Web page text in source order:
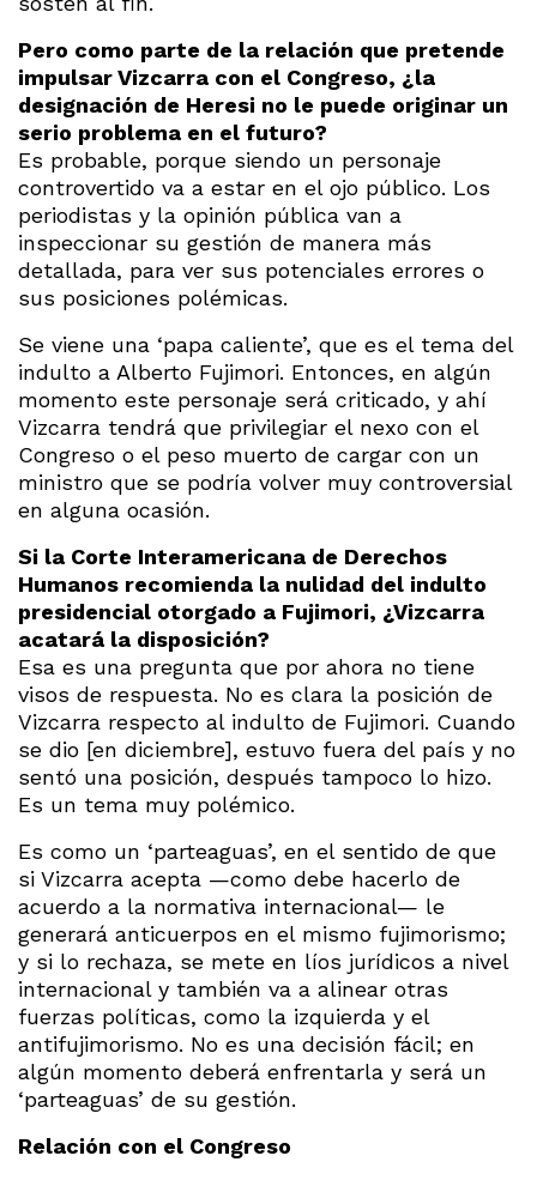
Pero como parte de la relación que pretende
impulsar Vizcarra con el Congreso, ¿la
designación de Heresi no le puede originar un
serio problema en el futuro?
Es probable, porque siendo un personaje
controvertido va a estar en el ojo público. Los
periodistas y la opinión pública van a
inspeccionar su gestión de manera más
detallada, para ver sus potenciales errores o
sus posiciones polémicas.
Se viene una ‘papa caliente’, que es el tema del
indulto a Alberto Fujimori. Entonces, en algún
momento este personaje será criticado, y ahí
Vizcarra tendrá que privilegiar el nexo con el
Congreso o el peso muerto de cargar con un
ministro que se podría volver muy controversial
en alguna ocasión.
Si la Corte Interamericana de Derechos
Humanos recomienda la nulidad del indulto
presidencial otorgado a Fujimori, ¿Vizcarra
acatará la disposición?
Esa es una pregunta que por ahora no tiene
visos de respuesta. No es clara la posición de
Vizcarra respecto al indulto de Fujimori. Cuando
se dio [en diciembre], estuvo fuera del país y no
sentó una posición, después tampoco lo hizo.
Es un tema muy polémico.
Es como un ‘parteaguas’, en el sentido de que
si Vizcarra acepta —como debe hacerlo de
acuerdo a la normativa internacional— le
generará anticuerpos en el mismo fujimorismo;
y si lo rechaza, se mete en líos jurídicos a nivel
internacional y también va a alinear otras
fuerzas políticas, como la izquierda y el
antifujimorismo. No es una decisión fácil; en
algún momento deberá enfrentarla y será un
‘parteaguas’ de su gestión.
Relación con el Congreso